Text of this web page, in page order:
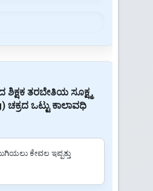
ತರಬೇತಿಯ ಸೂಕ್ಷ್ಮ
ಒಟ್ಟು ಕಾಲಾವಧಿ
ಕೇವಲ ಇಪ್ಪತ್ತು